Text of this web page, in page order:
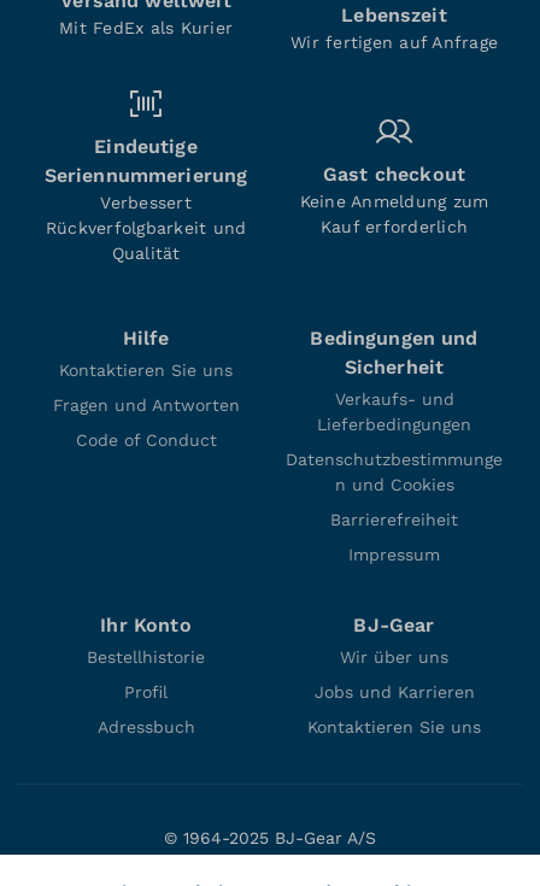
Mit FedEx als Kurier
Lebenszeit
Wir fertigen auf Anfrage
Eindeutige
Seriennummerierung
Verbessert
Rückverfolgbarkeit und
Qualität
Gast checkout
Keine Anmeldung zum
Kauf erforderlich
Hilfe
Kontaktieren Sie uns
Fragen und Antworten
Code of Conduct
Bedingungen und
Sicherheit
Verkaufs- und
Lieferbedingungen
Datenschutzbestimmunge
n und Cookies
Barrierefreiheit
Impressum
Ihr Konto
Bestellhistorie
Profil
Adressbuch
BJ-Gear
Wir über uns
Jobs und Karrieren
Kontaktieren Sie uns
© 1964-2025 BJ-Gear A/S